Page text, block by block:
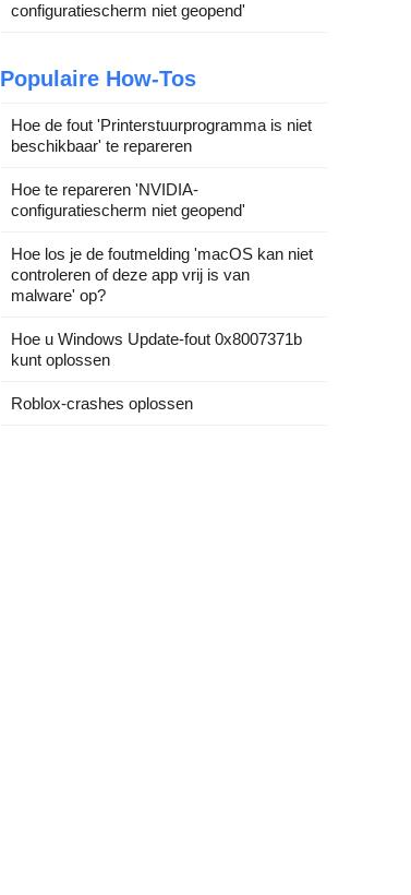
configuratiescherm niet geopend'
Populaire How-Tos
Hoe de fout 'Printerstuurprogramma is niet
beschikbaar' te repareren
Hoe te repareren 'NVIDIA-
configuratiescherm niet geopend'
Hoe los je de foutmelding 'macOS kan niet
controleren of deze app vrij is van
malware' op?
Hoe u Windows Update-fout 0x8007371b
kunt oplossen
Roblox-crashes oplossen